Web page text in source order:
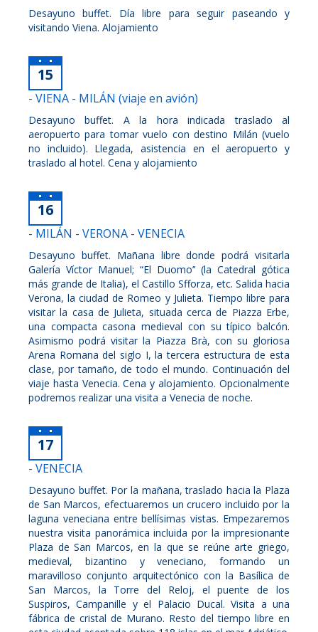
Desayuno buffet. Día libre para seguir paseando y
visitando Viena. Alojamiento
15
- VIENA - MILÁN (viaje en avión)
Desayuno buffet. A la hora indicada traslado al
aeropuerto para tomar vuelo con destino Milán (vuelo
no incluido). Llegada, asistencia en el aeropuerto y
traslado al hotel. Cena y alojamiento
16
- MILÁN - VERONA - VENECIA
Desayuno buffet. Mañana libre donde podrá visitarla
Galería Víctor Manuel; “El Duomo’’ (la Catedral gótica
más grande de Italia), el Castillo Sfforza, etc. Salida hacia
Verona, la ciudad de Romeo y Julieta. Tiempo libre para
visitar la casa de Julieta, situada cerca de Piazza Erbe,
una compacta casona medieval con su típico balcón.
Asimismo podrá visitar la Piazza Brà, con su gloriosa
Arena Romana del siglo I, la tercera estructura de esta
clase, por tamaño, de todo el mundo. Continuación del
viaje hasta Venecia. Cena y alojamiento. Opcionalmente
podremos realizar una visita a Venecia de noche.
17
- VENECIA
Desayuno buffet. Por la mañana, traslado hacia la Plaza
de San Marcos, efectuaremos un crucero incluido por la
laguna veneciana entre bellísimas vistas. Empezaremos
nuestra visita panorámica incluida por la impresionante
Plaza de San Marcos, en la que se reúne arte griego,
medieval, bizantino y veneciano, formando un
maravilloso conjunto arquitectónico con la Basílica de
San Marcos, la Torre del Reloj, el puente de los
Suspiros, Campanille y el Palacio Ducal. Visita a una
fábrica de cristal de Murano. Resto del tiempo libre en